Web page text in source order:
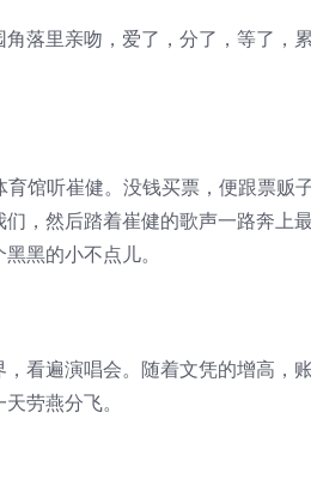
落里亲吻，爱了，分了，等了，
馆听崔健。没钱买票，便跟票贩
，然后踏着崔健的歌声一路奔上
黑的小不点儿。
，看遍演唱会。随着文凭的增高，
劳燕分飞。